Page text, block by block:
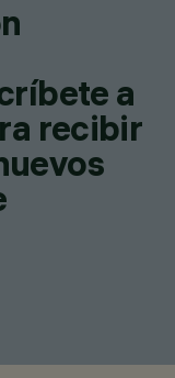
a
recibir